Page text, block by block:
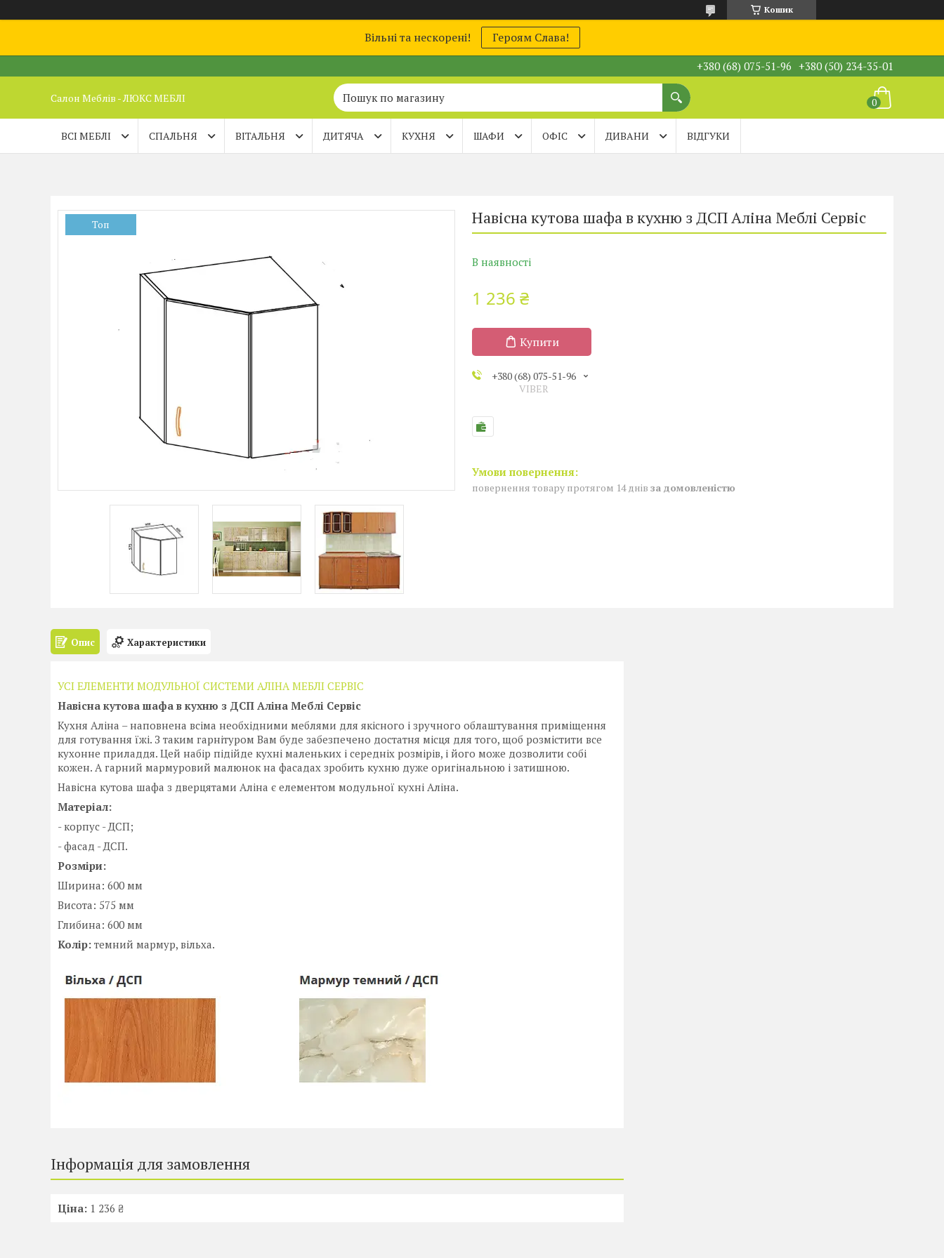
Кошик
Вільні та нескорені! Героям Слава!
+380 (68) 075-51-96 +380 (50) 234-35-01
Салон Меблів - ЛЮКС МЕБЛІ
ВСІ МЕБЛІ СПАЛЬНЯ ВІТАЛЬНЯ ДИТЯЧА КУХНЯ ШАФИ ОФІС ДИВАНИ ВІДГУКИ
Топ Навісна кутова шафа в кухню з ДСП Аліна Меблі Сервіс
В наявності
1 236 ₴
Купити
+380 (68) 075-51-96
VIBER
повернення товару протягом 14 днів за домовленістю
Опис Характеристики
УСІ ЕЛЕМЕНТИ МОДУЛЬНОЇ СИСТЕМИ АЛІНА МЕБЛІ СЕРВІС
Навісна кутова шафа в кухню з ДСП Аліна Меблі Сервіс
Кухня Аліна – наповнена всіма необхідними меблями для якісного і зручного облаштування приміщення
для готування їжі. З таким гарнітуром Вам буде забезпечено достатня місця для того, щоб розмістити все
кухонне приладдя. Цей набір підійде кухні маленьких і середніх розмірів, і його може дозволити собі
кожен. А гарний мармуровий малюнок на фасадах зробить кухню дуже оригінальною і затишною.
Навісна кутова шафа з дверцятами Аліна є елементом модульної кухні Аліна.
Матеріал:
- корпус - ДСП;
- фасад - ДСП.
Розміри:
Ширина: 600 мм
Висота: 575 мм
Глибина: 600 мм
Колір: темний мармур, вільха.
Інформація для замовлення
Ціна: 1 236 ₴